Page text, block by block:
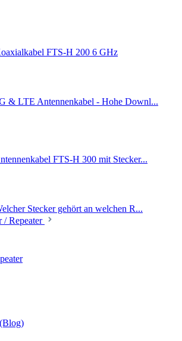
FTS-H 200 6 GHz
& LTE Antennenkabel - Hohe Downl...
FTS-H 300 mit Stecker...
Stecker gehört an welchen R...
/ Repeater